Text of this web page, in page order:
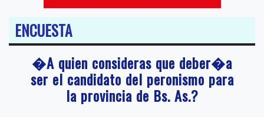
ENCUESTA
�A quien consideras que deber�a
ser el candidato del peronismo para
la provincia de Bs. As.?